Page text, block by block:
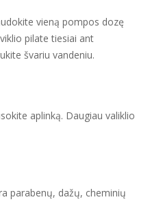
vieną pompos dozę
pilate tiesiai ant
švariu vandeniu.
aplinką. Daugiau valiklio
parabenų, dažų, cheminių